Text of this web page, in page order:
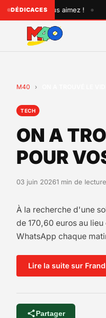
DÉDICACES
que vous aimez ! •
M40 ›
TECH
ON A
POUR
03 juin 20261 min de lecture
À la recherche d'une
de 170,60 euros au
WhatsApp chaque
Lire la suite sur
Partager